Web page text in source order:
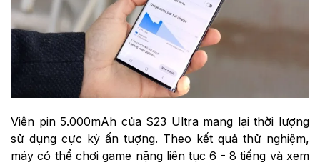
Viên pin 5.000mAh của S23 Ultra mang lại thời lượng
sử dụng cực kỳ ấn tượng. Theo kết quả thử nghiệm,
máy có thể chơi game nặng liên tục 6 - 8 tiếng và xem